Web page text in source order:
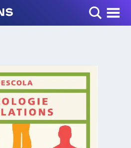
Toggle Menu